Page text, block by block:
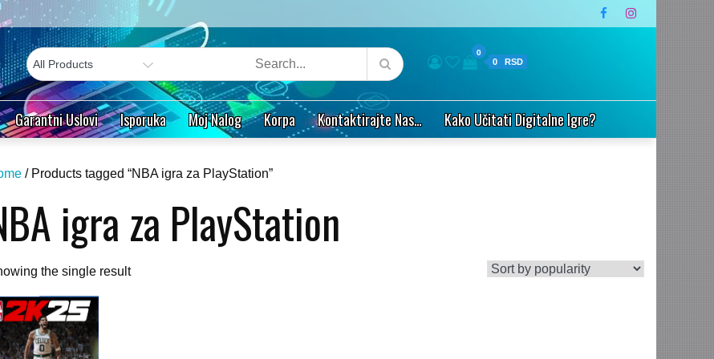
0
0
Garantni Uslovi Isporuka Moj Nalog Korpa Kontaktirajte Nas… Kako Učitati Digitalne Igre?
/ Products tagged “NBA igra za PlayStation”
igra za PlayStation
the single result